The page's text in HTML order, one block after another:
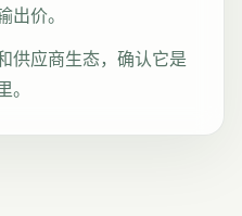
价。
供应商生态，确认它是